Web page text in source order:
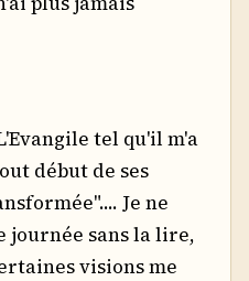
tel qu'il m'a
début de ses
Je ne
journée sans la lire,
visions me